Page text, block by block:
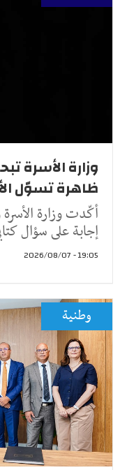
وزارة الأسرة
ظاهرة تسوّل
أكّدت وزارة الأسرة
إجابة على سؤال
19:05 - 2026/08/07
وطنية